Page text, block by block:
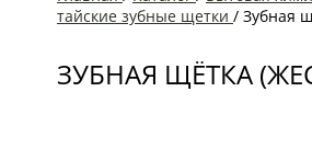
тайские зубные щетки / Зубная
ЗУБНАЯ ЩЁТКА